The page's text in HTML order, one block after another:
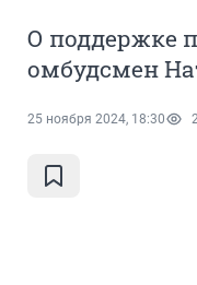
О поддержке
омбудсмен
25 ноября 2024, 18:30